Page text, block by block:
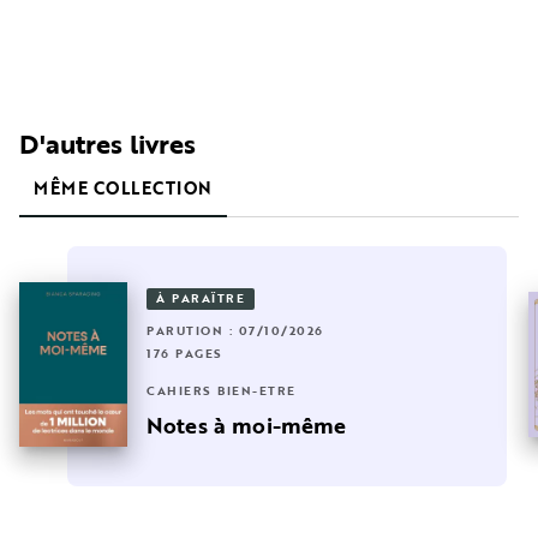
D'autres livres
MÊME COLLECTION
À PARAÎTRE
PARUTION : 07/10/2026
176 PAGES
CAHIERS BIEN-ÊTRE
Notes à moi-même